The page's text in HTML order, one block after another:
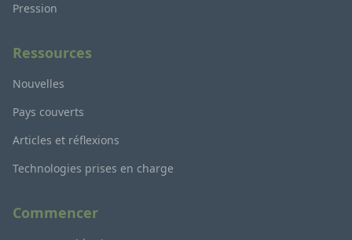
Pression
Ressources
Nouvelles
Pays couverts
Articles et réflexions
Technologies prises en charge
Commencer